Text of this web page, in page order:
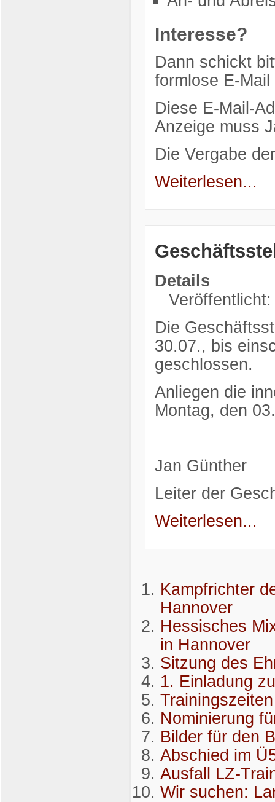
Interesse?
Dann schickt
formlose E-Mail
Diese E-Mail-
Anzeige muss
Die Vergabe
Weiterlesen...
Details
Die
30.07., bis
geschlossen.
Anliegen die
Montag, den
Jan Günther
Leiter der
Weiterlesen...
Kampfrichter
Hannover
Hessisches
in Hannover
Sitzung des
1. Einladung
Nominierung
Bilder für den
Abschied im
Ausfall LZ-
Wir suchen: